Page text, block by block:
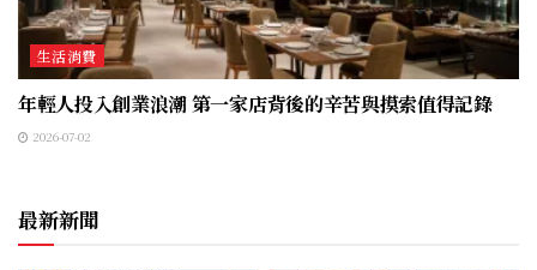
生活消費
年輕人投入創業浪潮 第一家店背後的辛苦與摸索值得記錄
2026-07-02
最新新聞